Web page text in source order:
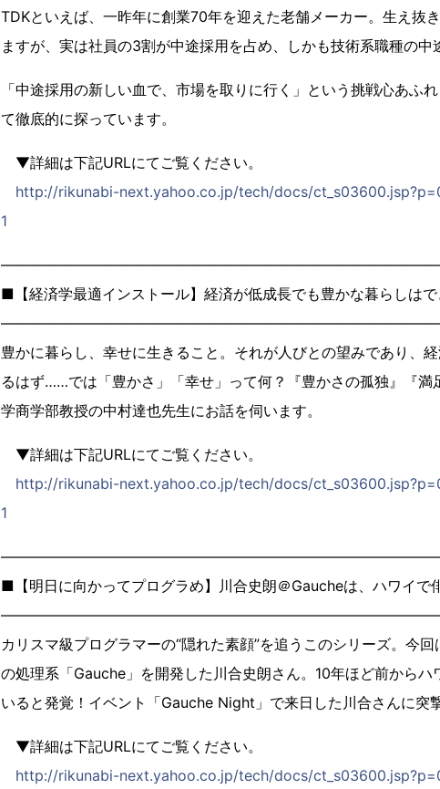
TDKといえば、一昨年に創業70年を迎えた老舗メーカー。生え抜
ますが、実は社員の3割が中途採用を占め、しかも技術系職種の中
「中途採用の新しい血で、市場を取りに行く」という挑戦心あふ
て徹底的に探っています。
▼詳細は下記URLにてご覧ください。
http://rikunabi-next.yahoo.co.jp/tech/docs/
1
■【経済学最適インストール】経済が低成長でも豊かな暮らしはで
豊かに暮らし、幸せに生きること。それが人びとの望みであり、
るはず……では「豊かさ」「幸せ」って何？『豊かさの孤独』『満
学商学部教授の中村達也先生にお話を伺います。
▼詳細は下記URLにてご覧ください。
http://rikunabi-next.yahoo.co.jp/tech/docs/
1
■【明日に向かってプログラめ】川合史朗＠Gaucheは、ハワイで
カリスマ級プログラマーの“隠れた素顔”を追うこのシリーズ。今
の処理系「Gauche」を開発した川合史朗さん。10年ほど前から
いると発覚！イベント「Gauche Night」で来日した川合さんに突
▼詳細は下記URLにてご覧ください。
http://rikunabi-next.yahoo.co.jp/tech/docs/